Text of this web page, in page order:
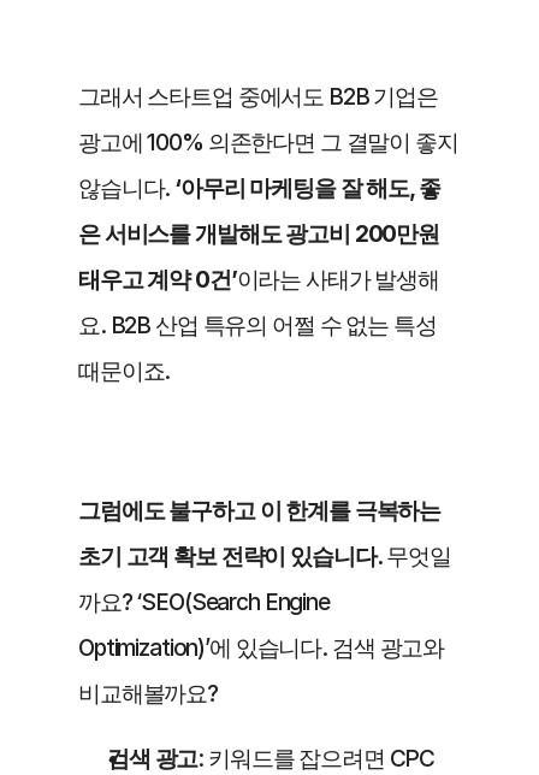
그래서 스타트업 중에서도 B2B 기업은
광고에 100% 의존한다면 그 결말이 좋지
않습니다. ‘아무리 마케팅을 잘 해도, 좋
은 서비스를 개발해도 광고비 200만원
태우고 계약 0건’이라는 사태가 발생해
요. B2B 산업 특유의 어쩔 수 없는 특성
때문이죠.
그럼에도 불구하고 이 한계를 극복하는
초기 고객 확보 전략이 있습니다. 무엇일
까요? ‘SEO(Search Engine
Optimization)’에 있습니다. 검색 광고와
비교해볼까요?
검색 광고: 키워드를 잡으려면 CPC